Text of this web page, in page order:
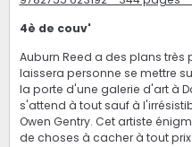
4è de couv'
Auburn Reed a des plans très
laissera personne se mettre
la porte d'une galerie d'art à
s'attend à tout sauf à
Owen Gentry. Cet artiste
de choses à cacher à tout prix.